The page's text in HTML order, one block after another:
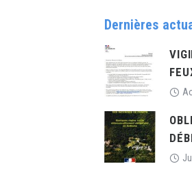
Dernières